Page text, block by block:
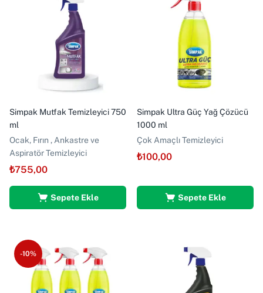
(Kozmetik )
Simpak Mutfak Temizleyici 750
ml
Ocak, Fırın , Ankastre ve
Aspiratör Temizleyici
₺755,00
Sepete Ekle
Simpak Ultra Güç Yağ Çözücü
1000 ml
Çok Amaçlı Temizleyici
₺100,00
Sepete Ekle
-10%